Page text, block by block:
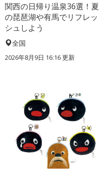
関西の日帰り温泉36選！夏
の琵琶湖や有馬でリフレッ
シュしよう
全国
2026年8月9日 16:16更新